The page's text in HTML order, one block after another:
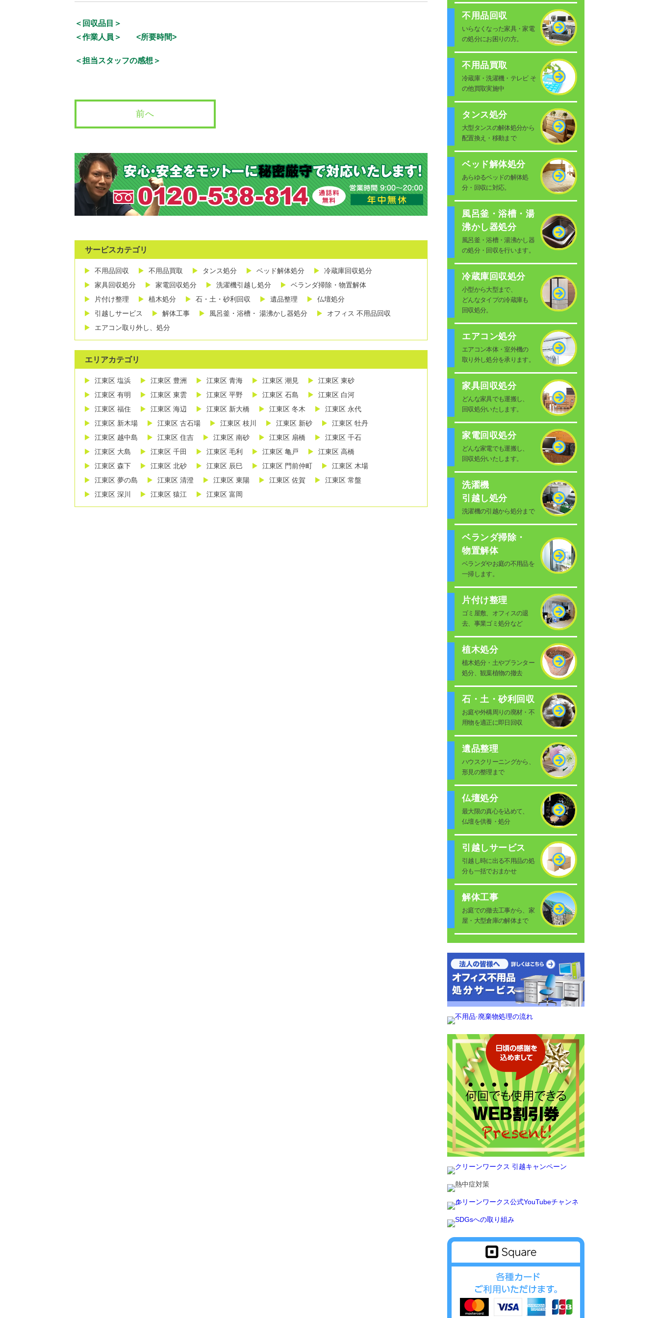
＜回収品目＞
＜作業人員＞
<所要時間>
＜担当スタッフの感想＞
前へ
サービスカテゴリ
不用品回収 不用品買取 タンス処分 ベッド解体処分
冷蔵庫回収処分
家具回収処分
家電回収処分 洗濯機引越し処分
ベランダ掃除・物置解体
片付け整理
植木処分 石・土・砂利回収 遺品整理
仏壇処分
引越しサービス
解体工事 風呂釜・浴槽・ 湯沸かし器処分
オフィス 不用品回収
エアコン取り外し、処分
エリアカテゴリ
江東区 塩浜 江東区 豊洲 江東区 青海 江東区 潮見
江東区 東砂
江東区 有明
江東区 東雲 江東区 平野 江東区 石島
江東区 白河
江東区 福住
江東区 海辺 江東区 新大橋 江東区 冬木
江東区 永代
江東区 新木場
江東区 古石場 江東区 枝川 江東区 新砂
江東区 牡丹
江東区 越中島
江東区 住吉 江東区 南砂 江東区 扇橋
江東区 千石
江東区 大島
江東区 千田 江東区 毛利 江東区 亀戸
江東区 高橋
江東区 森下
江東区 北砂 江東区 辰巳 江東区 門前仲町
江東区 木場
江東区 夢の島
江東区 清澄 江東区 東陽 江東区 佐賀
江東区 常盤
江東区 深川
江東区 猿江 江東区 富岡
不用品回収
いらなくなった家具・家電
の処分にお困りの方。
不用品買取
冷蔵庫・洗濯機・テレビ そ
の他買取実施中
タンス処分
大型タンスの解体処分から
配置換え・移動まで
ベッド解体処分
あらゆるベッドの解体処
分・回収に対応。
風呂釜・浴槽・湯
沸かし器処分
風呂釜・浴槽・湯沸かし器
の処分・回収を行います。
冷蔵庫回収処分
小型から大型まで、
どんなタイプの冷蔵庫も
回収処分。
エアコン処分
エアコン本体・室外機の
取り外し処分を承ります。
家具回収処分
どんな家具でも運搬し、
回収処分いたします。
家電回収処分
どんな家電でも運搬し、
回収処分いたします。
洗濯機
引越し処分
洗濯機の引越から処分まで
ベランダ掃除・
物置解体
ベランダやお庭の不用品を
一掃します。
片付け整理
ゴミ屋敷、オフィスの退
去、事業ゴミ処分など
植木処分
植木処分・土やプランター
処分、観葉植物の撤去
石・土・砂利回収
お庭や外構周りの廃材・不
用物を適正に即日回収
遺品整理
ハウスクリーニングから、
形見の整理まで
仏壇処分
最大限の真心を込めて、
仏壇を供養・処分
引越しサービス
引越し時に出る不用品の処
分も一括でおまかせ
解体工事
お庭での撤去工事から、家
屋・大型倉庫の解体まで